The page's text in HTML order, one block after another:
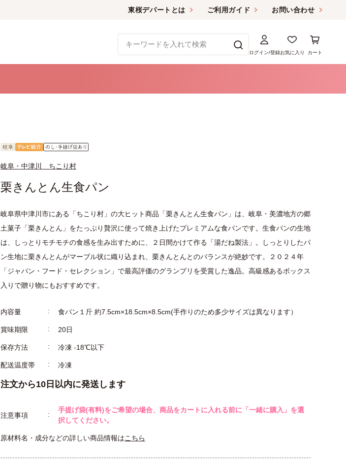
東桜デパートとは ご利用ガイド お問い合わせ
ログイン/登録お気に入り カート
岐阜・中津川 ちこり村
栗きんとん生食パン
岐阜県中津川市にある「ちこり村」の大ヒット商品「栗きんとん生食パン」は、岐阜・美濃地方の郷
土菓子「栗きんとん」をたっぷり贅沢に使って焼き上げたプレミアムな食パンです。生食パンの生地
は、しっとりモチモチの食感を生み出すために、２日間かけて作る「湯だね製法」。しっとりしたパ
ン生地に栗きんとんがマーブル状に織り込まれ、栗きんとんとのバランスが絶妙です。２０２４年
「ジャパン・フード・セレクション」で最高評価のグランプリを受賞した逸品。高級感あるボックス
入りで贈り物にもおすすめです。
内容量 食パン１斤 約7.5cm×18.5cm×8.5cm(手作りのため多少サイズは異なります）
賞味期限 20日
保存方法 冷凍 -18℃以下
配送温度帯 冷凍
注文から10日以内に発送します
注意事項
手提げ袋(有料)をご希望の場合、商品をカートに入れる前に「一緒に購入」を選
択してください。
原材料名・成分などの詳しい商品情報はこちら